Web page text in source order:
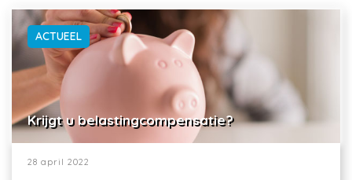
ACTUEEL
Krijgt u belastingcompensatie?
28 april 2022